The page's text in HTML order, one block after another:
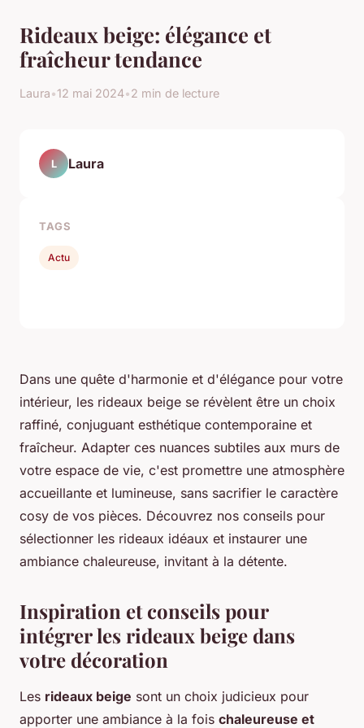
Rideaux beige: élégance et
fraîcheur tendance
Laura•12 mai 2024•2 min de lecture
Dans une quête d'harmonie et d'élégance pour votre
intérieur, les rideaux beige se révèlent être un choix
raffiné, conjuguant esthétique contemporaine et
fraîcheur. Adapter ces nuances subtiles aux murs de
votre espace de vie, c'est promettre une atmosphère
accueillante et lumineuse, sans sacrifier le caractère
cosy de vos pièces. Découvrez nos conseils pour
sélectionner les rideaux idéaux et instaurer une
ambiance chaleureuse, invitant à la détente.
Inspiration et conseils pour
intégrer les rideaux beige dans
votre décoration
Les rideaux beige sont un choix judicieux pour
apporter une ambiance à la fois chaleureuse et
L Laura
TAGS
Actu